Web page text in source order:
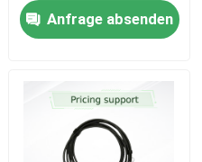
Sicherheit
Anfrage absenden